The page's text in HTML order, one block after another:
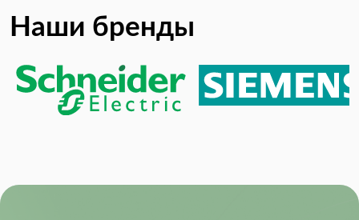
Наши бренды